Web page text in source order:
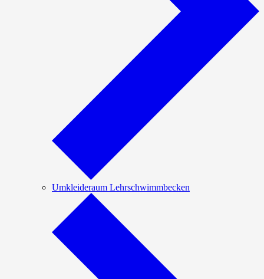
Umkleideraum Lehrschwimmbecken